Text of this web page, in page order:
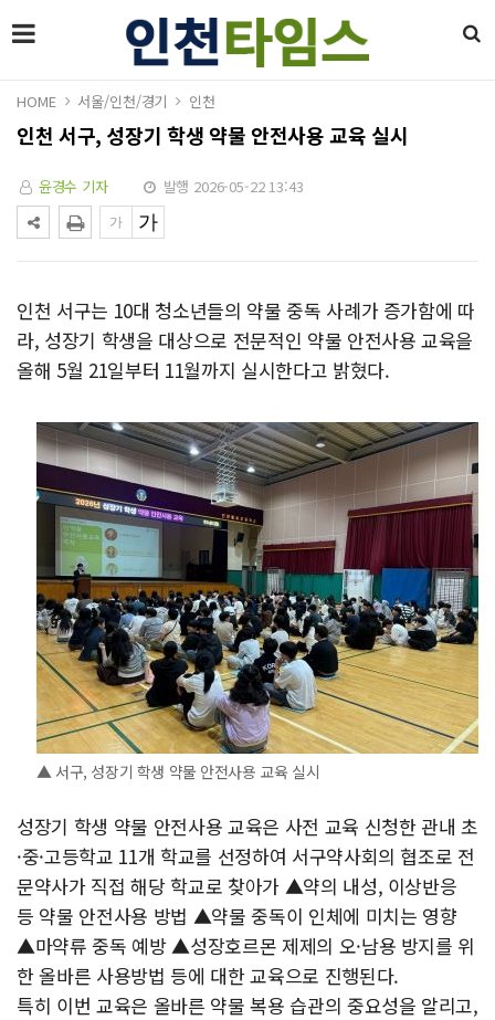
HOME 서울/인천/경기 인천
인천 서구, 성장기 학생 약물 안전사용 교육 실시
윤경수 기자 발행 2026-05-22 13:43
인천 서구는 10대 청소년들의 약물 중독 사례가 증가함에 따
라, 성장기 학생을 대상으로 전문적인 약물 안전사용 교육을
올해 5월 21일부터 11월까지 실시한다고 밝혔다.
▲ 서구, 성장기 학생 약물 안전사용 교육 실시
성장기 학생 약물 안전사용 교육은 사전 교육 신청한 관내 초
·중·고등학교 11개 학교를 선정하여 서구약사회의 협조로 전
문약사가 직접 해당 학교로 찾아가 ▲약의 내성, 이상반응
등 약물 안전사용 방법 ▲약물 중독이 인체에 미치는 영향
▲마약류 중독 예방 ▲성장호르몬 제제의 오·남용 방지를 위
한 올바른 사용방법 등에 대한 교육으로 진행된다.
특히 이번 교육은 올바른 약물 복용 습관의 중요성을 알리고,